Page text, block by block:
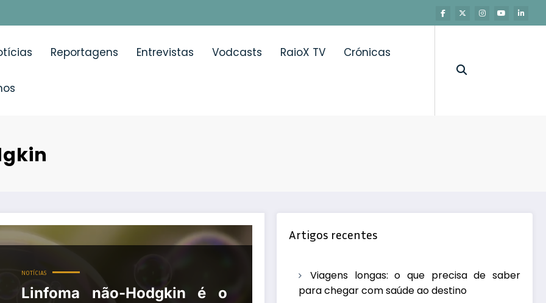
Reportagens Entrevistas Vodcasts RaioX TV Crónicas
frequente em Portugal
NOTÍCIAS
Linfoma não-Hodgkin é o
Artigos recentes
Viagens longas: o que precisa de saber
para chegar com saúde ao destino